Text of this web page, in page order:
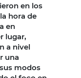
en los
hora de
en
lugar,
a nivel
una
modos